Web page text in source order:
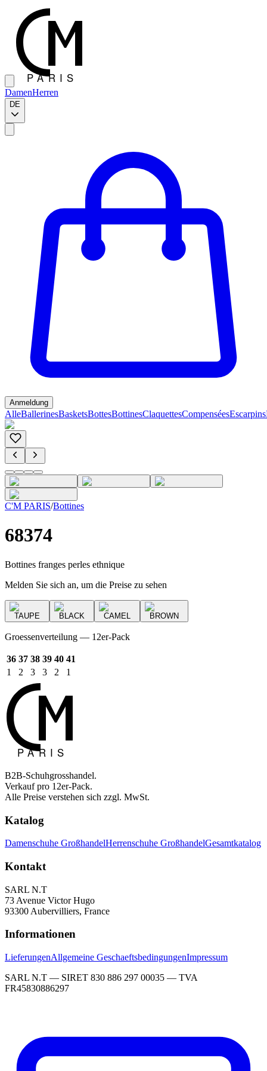
DamenHerren
DE
Anmeldung
AlleBallerinesBasketsBottesBottinesClaquettesCompenséesEscarpins
C'M PARIS/Bottines
68374
Bottines franges perles ethnique
Melden Sie sich an, um die Preise zu sehen
TAUPE BLACK CAMEL BROWN
Groessenverteilung — 12er-Pack
36 37 38 39 40 41
1
2 3 3 2 1
B2B-Schuhgrosshandel.
Verkauf pro 12er-Pack.
Alle Preise verstehen sich zzgl. MwSt.
Katalog
Damenschuhe GroßhandelHerrenschuhe GroßhandelGesamtkatalog
Kontakt
SARL N.T
73 Avenue Victor Hugo
93300 Aubervilliers, France
Informationen
LieferungenAllgemeine GeschaeftsbedingungenImpressum
SARL N.T — SIRET 830 886 297 00035 — TVA
FR45830886297